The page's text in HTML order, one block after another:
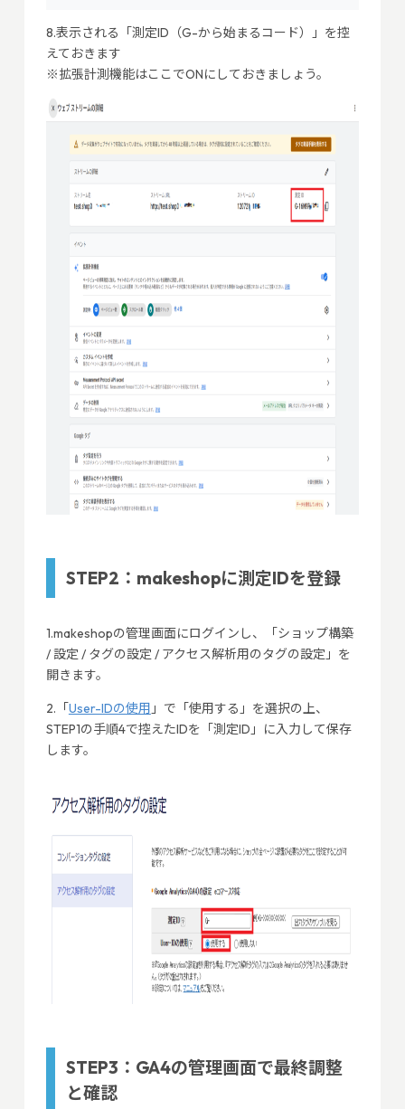
8.表示される「測定ID（G-から始まるコード）」を控
えておきます
※拡張計測機能はここでONにしておきましょう。
STEP2：makeshopに測定IDを登録
1.makeshopの管理画面にログインし、「ショップ構築
/ 設定 / タグの設定 / アクセス解析用のタグの設定」を
開きます。
2.「 User-IDの使用 」で「使用する」を選択の上、
STEP1の手順4で控えたIDを「測定ID」に入力して保存
します。
STEP3：GA4の管理画面で最終調整
と確認